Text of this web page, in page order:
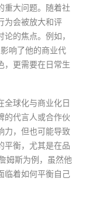
重大问题。随着社
为会被放大和评
的焦点。例如，
响了他的商业代
，更需要在日常生
全球化与商业化日
的代言人或合作伙
力，但也可能导致
平衡，尤其是在品
姆斯为例，虽然他
临着如何平衡自己